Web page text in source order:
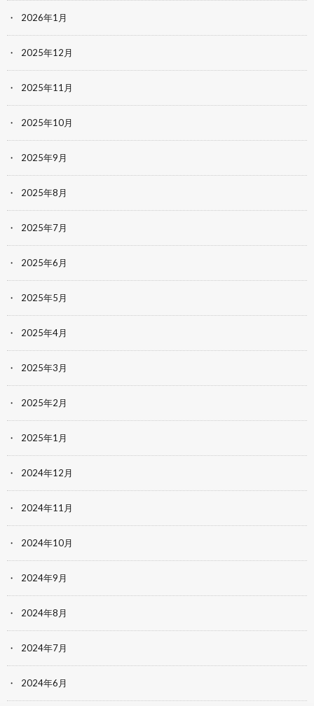
2026年1月
2025年12月
2025年11月
2025年10月
2025年9月
2025年8月
2025年7月
2025年6月
2025年5月
2025年4月
2025年3月
2025年2月
2025年1月
2024年12月
2024年11月
2024年10月
2024年9月
2024年8月
2024年7月
2024年6月